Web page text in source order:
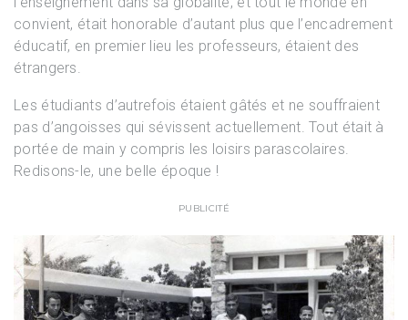
convient, était honorable d’autant plus que l’encadrement
éducatif, en premier lieu les professeurs, étaient des
étrangers.
Les étudiants d’autrefois étaient gâtés et ne souffraient
pas d’angoisses qui sévissent actuellement. Tout était à
portée de main y compris les loisirs parascolaires.
Redisons-le, une belle époque !
PUBLICITÉ